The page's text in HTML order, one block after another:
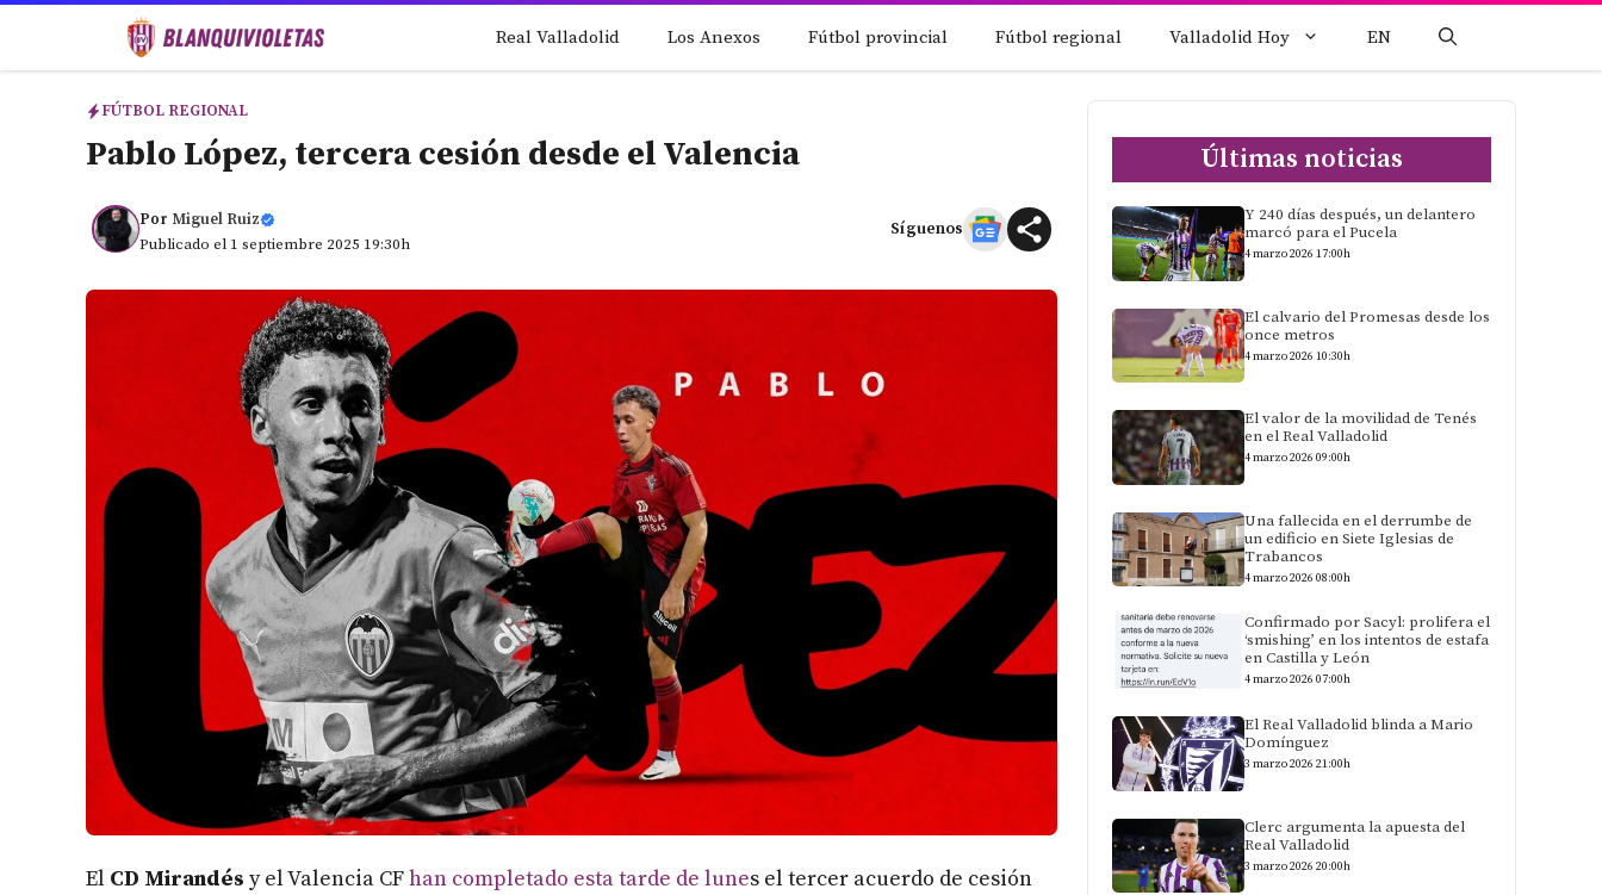
Real Valladolid Los Anexos Fútbol provincial Fútbol regional Valladolid Hoy EN
FÚTBOL REGIONAL
Pablo López, tercera cesión desde el Valencia
Por Miguel Ruiz
Publicado el 1 septiembre 2025 19:30h
Síguenos
El CD Mirandés y el Valencia CFhan completado esta tarde de lunes el tercer acuerdo de cesión
Últimas noticias
Y 240 días después, un delantero
marcó para el Pucela
4 marzo 2026 17:00h
El calvario del Promesas desde los
once metros
4 marzo 2026 10:30h
El valor de la movilidad de Tenés
en el Real Valladolid
4 marzo 2026 09:00h
Una fallecida en el derrumbe de
un edificio en Siete Iglesias de
Trabancos
4 marzo 2026 08:00h
Confirmado por Sacyl: prolifera el
‘smishing’ en los intentos de estafa
en Castilla y León
4 marzo 2026 07:00h
El Real Valladolid blinda a Mario
Domínguez
3 marzo 2026 21:00h
Clerc argumenta la apuesta del
Real Valladolid
3 marzo 2026 20:00h